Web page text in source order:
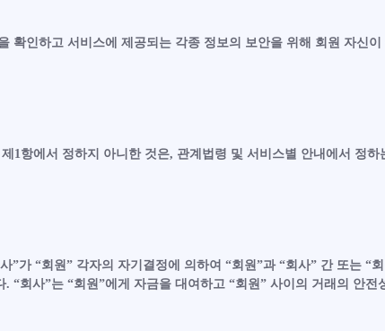
확인하고 서비스에 제공되는 각종 정보의 보안을 위해 회원 자신
1항에서 정하지 아니한 것은, 관계법령 및 서비스별 안내에서 정
”가 “회원” 각자의 자기결정에 의하여 “회원”과 “회사” 간 또는
“회사”는 “회원”에게 자금을 대여하고 “회원” 사이의 거래의 안